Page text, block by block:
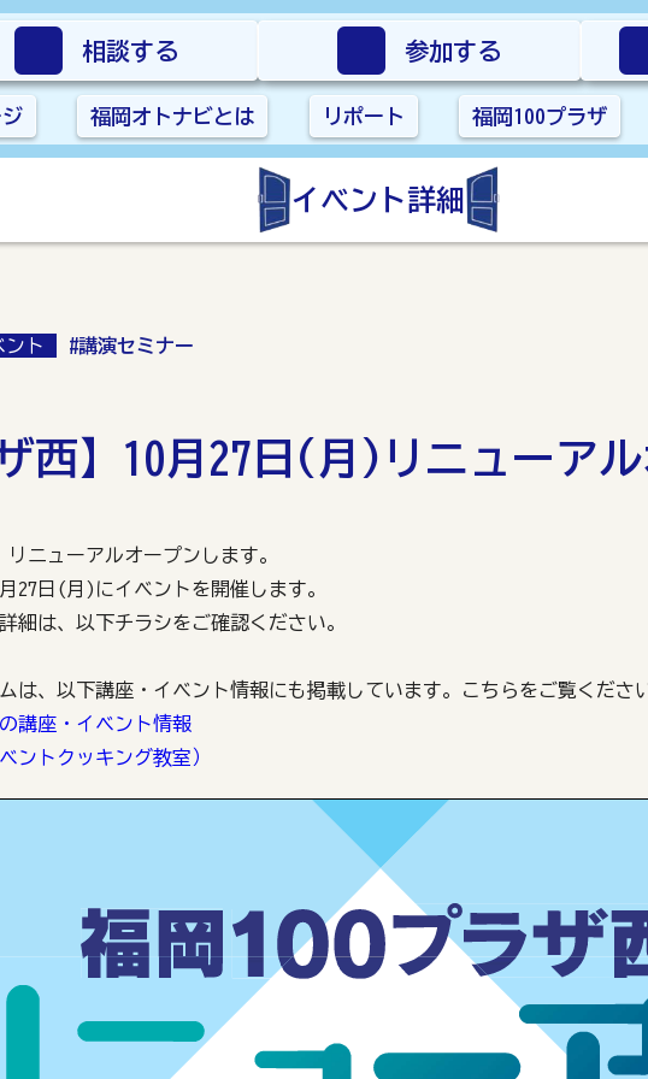
相談する 参加する
ジ 福岡オトナビとは リポート 福岡100プラザ
イベント詳細
ント #講演セミナー
ザ西】10月27日(月)リニューア
ニューアルオープンします。
27日(月)にイベントを開催します。
細は、以下チラシをご確認ください。
は、以下講座・イベント情報にも掲載しています。こちらをご覧くださ
講座・イベント情報
ントクッキング教室）